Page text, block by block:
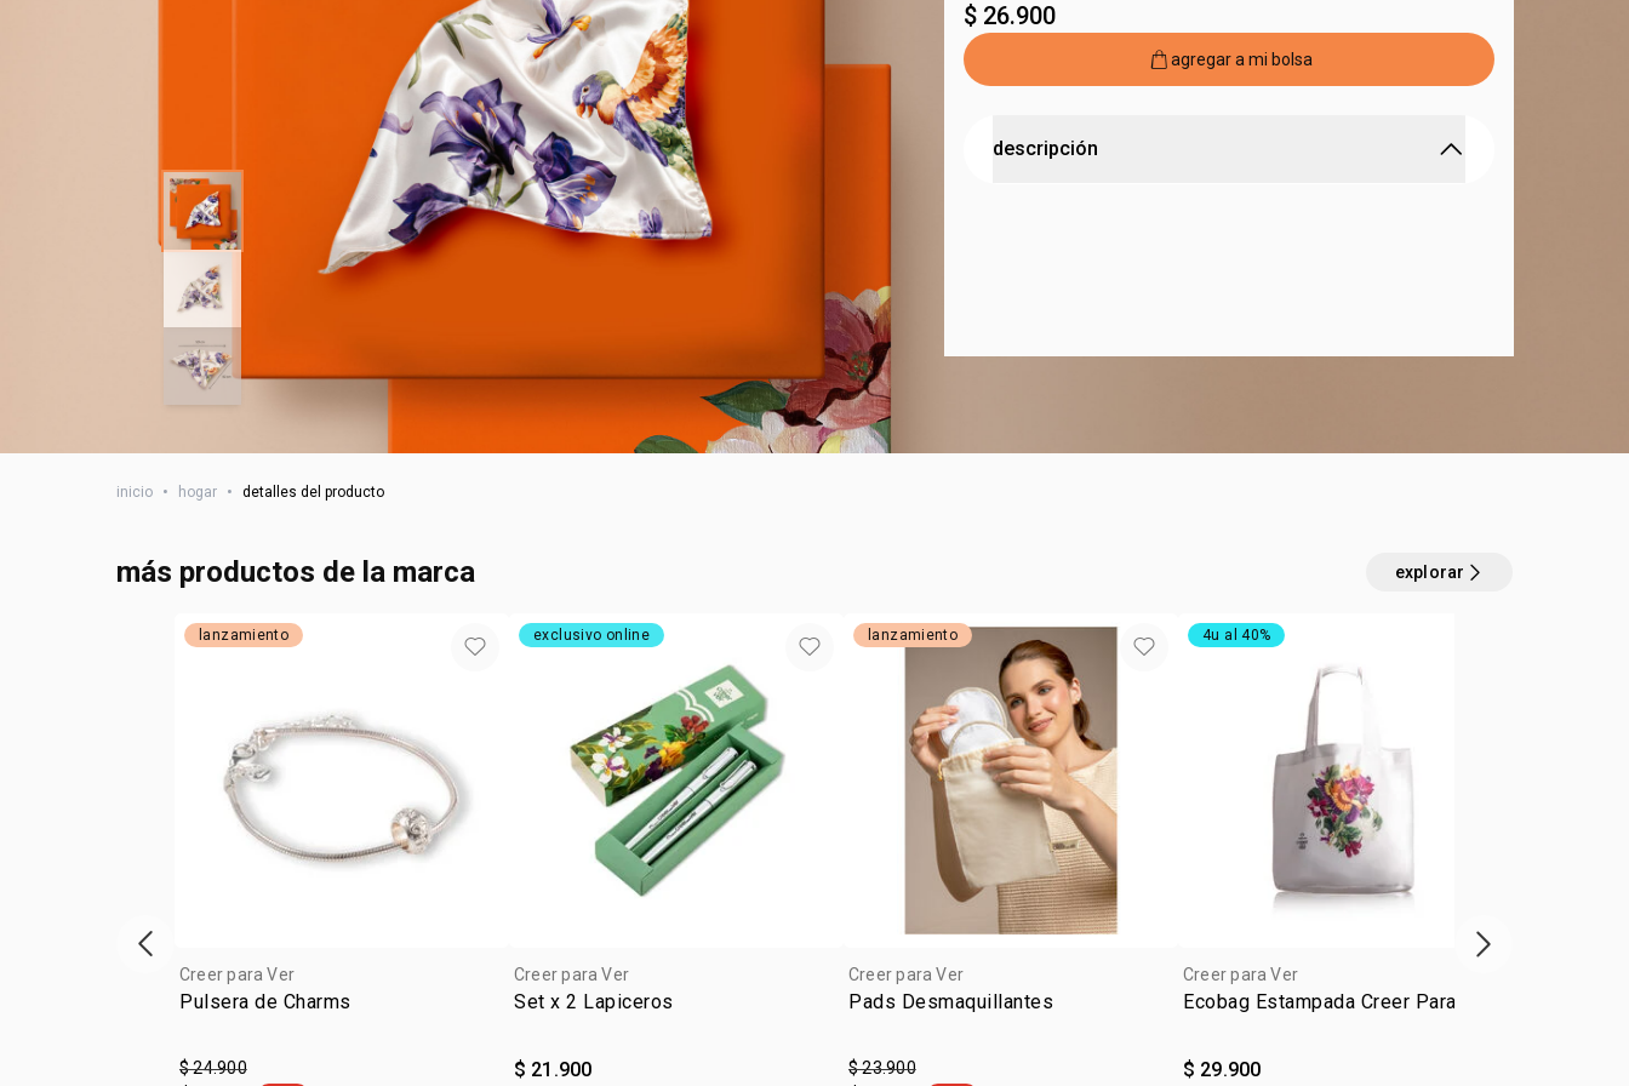
$ 26.900
agregar a mi bolsa
descripción
inicio • hogar • detalles del producto
más productos de la marca explorar
lanzamiento
Creer para Ver
Pulsera de Charms
$ 24.900
exclusivo online
Creer para Ver
Set x 2 Lapiceros
$ 21.900
lanzamiento
Creer para Ver
Pads Desmaquillantes
$ 23.900
4u al 40%
Creer para Ver
Ecobag Estampada Creer Para Ver
$ 29.900
ítem anterior próximo item